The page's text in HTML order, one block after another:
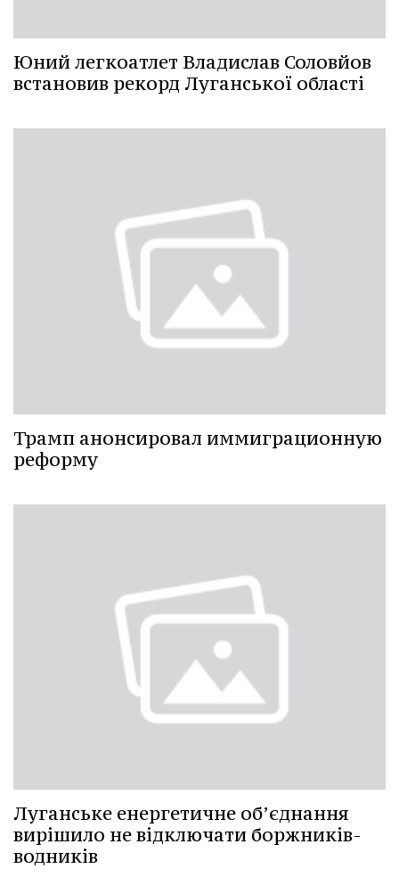
Юний легкоатлет Владислав Соловйов
встановив рекорд Луганської області
Трамп анонсировал иммиграционную
реформу
Луганське енергетичне об’єднання
вирішило не відключати боржників-
водників